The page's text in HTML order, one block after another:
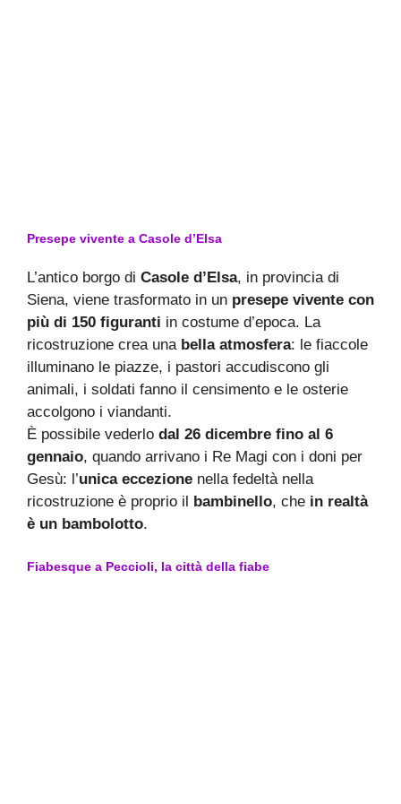
Presepe vivente a Casole d’Elsa
L’antico borgo di Casole d’Elsa, in provincia di
Siena, viene trasformato in un presepe vivente con
più di 150 figuranti in costume d’epoca. La
ricostruzione crea una bella atmosfera: le fiaccole
illuminano le piazze, i pastori accudiscono gli
animali, i soldati fanno il censimento e le osterie
accolgono i viandanti.
È possibile vederlo dal 26 dicembre fino al 6
gennaio, quando arrivano i Re Magi con i doni per
Gesù: l’unica eccezione nella fedeltà nella
ricostruzione è proprio il bambinello, che in realtà
è un bambolotto.
Fiabesque a Peccioli, la città della fiabe